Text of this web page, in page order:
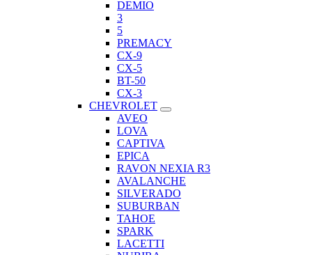
DEMIO
3
5
PREMACY
CX-9
CX-5
BT-50
CX-3
CHEVROLET
AVEO
LOVA
CAPTIVA
EPICA
RAVON NEXIA R3
AVALANCHE
SILVERADO
SUBURBAN
TAHOE
SPARK
LACETTI